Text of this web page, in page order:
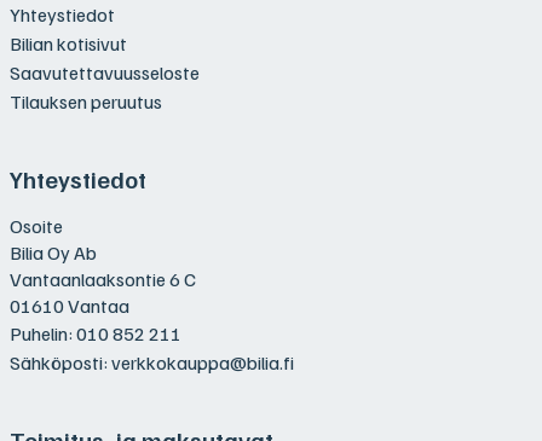
Yhteystiedot
Bilian kotisivut
Saavutettavuusseloste
Tilauksen peruutus
Yhteystiedot
Osoite
Bilia Oy Ab
Vantaanlaaksontie 6 C
01610 Vantaa
Puhelin: 010 852 211
Sähköposti: verkkokauppa@bilia.fi